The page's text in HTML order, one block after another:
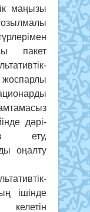
маңызы
пакет
дәрі-
ету,
оңалту
ішінде